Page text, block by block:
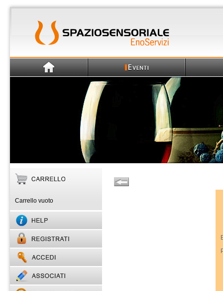
Carrello vuoto